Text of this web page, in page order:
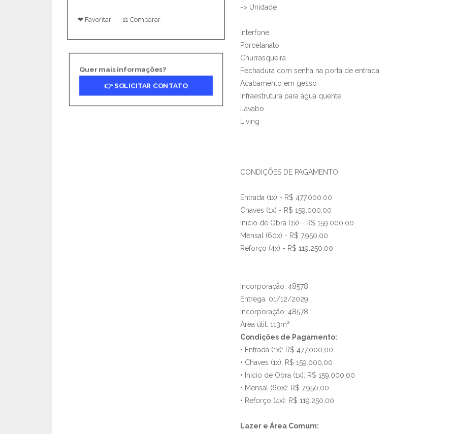
❤ Favoritar ⚖ Comparar
Quer mais informações?
👉 SOLICITAR CONTATO
-> Unidade
Interfone
Porcelanato
Churrasqueira
Fechadura com senha na porta de entrada
Acabamento em gesso
Infraestrutura para água quente
Lavabo
Living
CONDIÇÕES DE PAGAMENTO
Entrada (1x) - R$ 477.000,00
Chaves (1x) - R$ 159.000,00
Inicio de Obra (1x) - R$ 159.000,00
Mensal (60x) - R$ 7.950,00
Reforço (4x) - R$ 119.250,00
Incorporação: 48578
Entrega: 01/12/2029
Incorporação: 48578
Área útil: 113m²
Condições de Pagamento:
• Entrada (1x): R$ 477.000,00
• Chaves (1x): R$ 159.000,00
• Inicio de Obra (1x): R$ 159.000,00
• Mensal (60x): R$ 7.950,00
• Reforço (4x): R$ 119.250,00
Lazer e Área Comum: